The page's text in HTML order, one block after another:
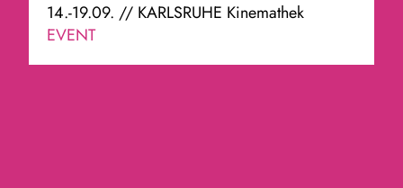
14.-19.09. // KARLSRUHE Kinemathek
EVENT